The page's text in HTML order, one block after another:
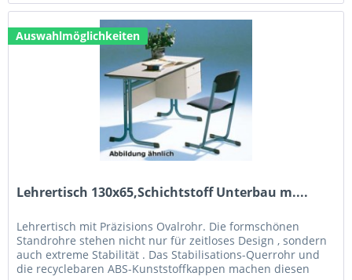
Auswahlmöglichkeiten
Lehrertisch 130x65,Schichtstoff Unterbau m....
Lehrertisch mit Präzisions Ovalrohr. Die formschönen
Standrohre stehen nicht nur für zeitloses Design , sondern
auch extreme Stabilität . Das Stabilisations-Querrohr und
die recyclebaren ABS-Kunststoffkappen machen diesen